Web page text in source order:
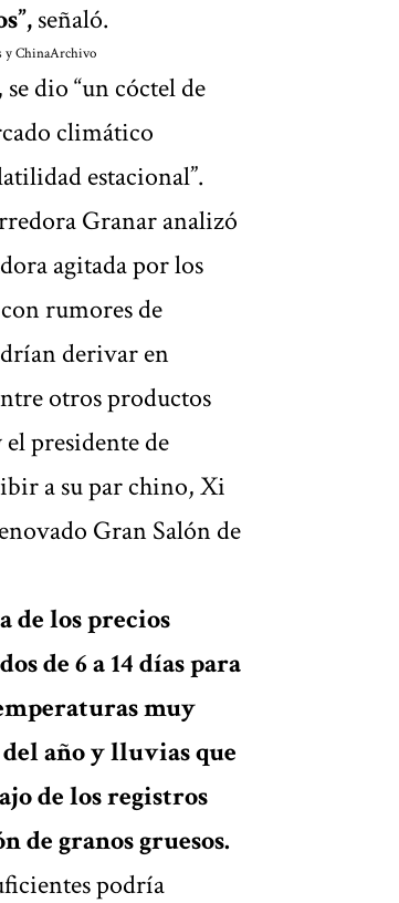
señaló.
y ChinaArchivo
dio “un cóctel de
climático
estacional”.
Granar analizó
agitada por los
rumores de
derivar en
otros productos
presidente de
a su par chino, Xi
Gran Salón de
de los precios
de 6 a 14 días para
muy
año y lluvias que
de los registros
de granos gruesos.
podría